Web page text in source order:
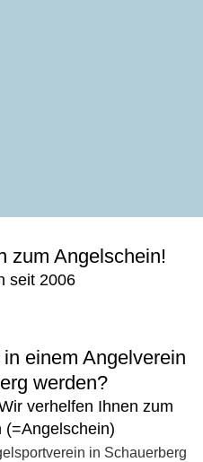
zum Angelschein!
seit 2006
einem Angelverein
werden?
verhelfen Ihnen zum
(=Angelschein)
in Schauerberg